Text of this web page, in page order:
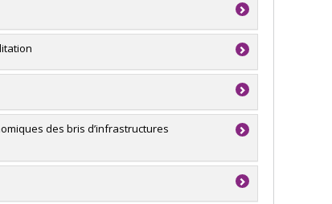
,Anne Crocker,Catherine Arseneault,Masarah
Plourde
,
des bris d’infrastructures